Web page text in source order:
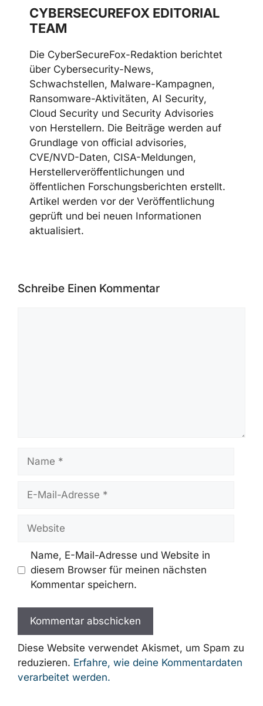
Telegram
LinkedIn
Discord
CYBERSECUREFOX EDITORIAL
TEAM
Die CyberSecureFox-Redaktion berichtet
über Cybersecurity-News,
Schwachstellen, Malware-Kampagnen,
Ransomware-Aktivitäten, AI Security,
Cloud Security und Security Advisories
von Herstellern. Die Beiträge werden auf
öffentlichen Forschungsberichten
Name
Mail-
Adresse
Website
Name, E-Mail-Adresse und Website in
diesem Browser für meinen nächsten